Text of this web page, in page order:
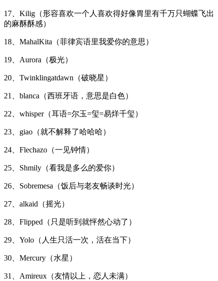
17、Kilig（形容喜欢一个人喜欢得好像胃里有千万只蝴蝶飞出
的麻酥酥感）
18、MahalKita（菲律宾语里我爱你的意思）
19、Aurora（极光）
20、Twinklingatdawn（破晓星）
21、blanca（西班牙语，意思是白色）
22、whisper（耳语=尔玉=玺=易烊千玺）
23、giao（就不解释了哈哈哈）
24、Flechazo（一见钟情）
25、Shmily（看我是多么的爱你）
26、Sobremesa（饭后与老友畅谈时光）
27、alkaid（摇光）
28、Flipped（只是听到就怦然心动了）
29、Yolo（人生只活一次，活在当下）
30、Mercury（水星）
31、Amireux（友情以上，恋人未满）